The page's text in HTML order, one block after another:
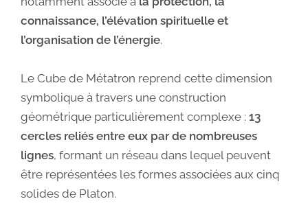
connaissance, l’élévation spirituelle et
l’organisation de l’énergie.
Le Cube de Métatron reprend cette dimension
symbolique à travers une construction
géométrique particulièrement complexe : 13
cercles reliés entre eux par de nombreuses
lignes, formant un réseau dans lequel peuvent
être représentées les formes associées aux cinq
solides de Platon.